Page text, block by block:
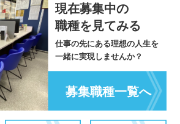
現在募集中の
職種を見てみる
仕事の先にある理想の人生を
一緒に実現しませんか？
募集職種一覧へ